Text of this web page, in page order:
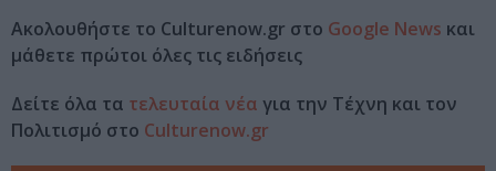
Ακολουθήστε το Culturenow.gr στο Google News και
μάθετε πρώτοι όλες τις ειδήσεις
Δείτε όλα τα τελευταία νέα για την Τέχνη και τον
Πολιτισμό στο Culturenow.gr